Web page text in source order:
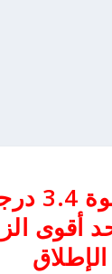
زلزال
أقوى
الإطلاق